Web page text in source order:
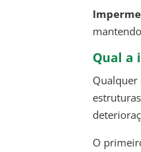
Qual a
Qualquer
O